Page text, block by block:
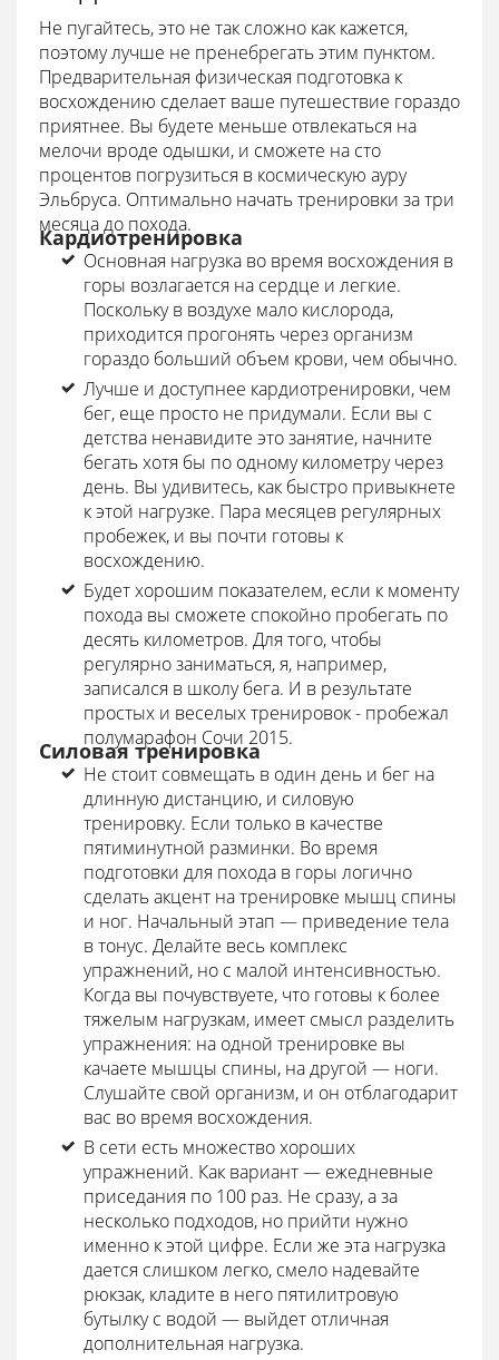
Не пугайтесь, это не так сложно как кажется,
поэтому лучше не пренебрегать этим пунктом.
Предварительная физическая подготовка к
восхождению сделает ваше путешествие гораздо
приятнее. Вы будете меньше отвлекаться на
мелочи вроде одышки, и сможете на сто
процентов погрузиться в космическую ауру
Эльбруса. Оптимально начать тренировки за три
месяца до похода.
Кардиотренировка
Основная нагрузка во время восхождения в
горы возлагается на сердце и легкие.
Поскольку в воздухе мало кислорода,
приходится прогонять через организм
гораздо больший объем крови, чем обычно.
Лучше и доступнее кардиотренировки, чем
бег, еще просто не придумали. Если вы с
детства ненавидите это занятие, начните
бегать хотя бы по одному километру через
день. Вы удивитесь, как быстро привыкнете
к этой нагрузке. Пара месяцев регулярных
пробежек, и вы почти готовы к
восхождению.
Будет хорошим показателем, если к моменту
похода вы сможете спокойно пробегать по
десять километров. Для того, чтобы
регулярно заниматься, я, например,
записался в школу бега. И в результате
простых и веселых тренировок - пробежал
полумарафон Сочи 2015.
Силовая тренировка
Не стоит совмещать в один день и бег на
длинную дистанцию, и силовую
тренировку. Если только в качестве
пятиминутной разминки. Во время
подготовки для похода в горы логично
сделать акцент на тренировке мышц спины
и ног. Начальный этап — приведение тела
в тонус. Делайте весь комплекс
упражнений, но с малой интенсивностью.
Когда вы почувствуете, что готовы к более
тяжелым нагрузкам, имеет смысл разделить
упражнения: на одной тренировке вы
качаете мышцы спины, на другой — ноги.
Слушайте свой организм, и он отблагодарит
вас во время восхождения.
В сети есть множество хороших
упражнений. Как вариант — ежедневные
приседания по 100 раз. Не сразу, а за
несколько подходов, но прийти нужно
именно к этой цифре. Если же эта нагрузка
дается слишком легко, смело надевайте
рюкзак, кладите в него пятилитровую
бутылку с водой — выйдет отличная
дополнительная нагрузка.